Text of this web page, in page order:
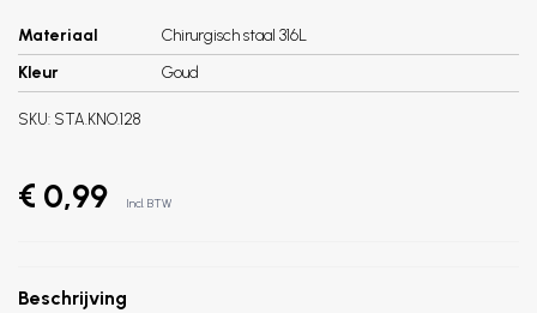
Materiaal
Chirurgisch staal 316L
Kleur
Goud
SKU: STA.KNO.128
€ 0,99 Incl. BTW
Beschrijving